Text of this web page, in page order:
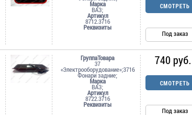
Марка
ВАЗ;
Артикул
8712.3716
Реквизиты
СМОТРЕТЬ
Под заказ
ГруппаТовара
37
«Электрооборудование»;3716
Фонари задние;
Марка
ВАЗ;
Артикул
8722.3716
Реквизиты
740 руб.
СМОТРЕТЬ
Под заказ